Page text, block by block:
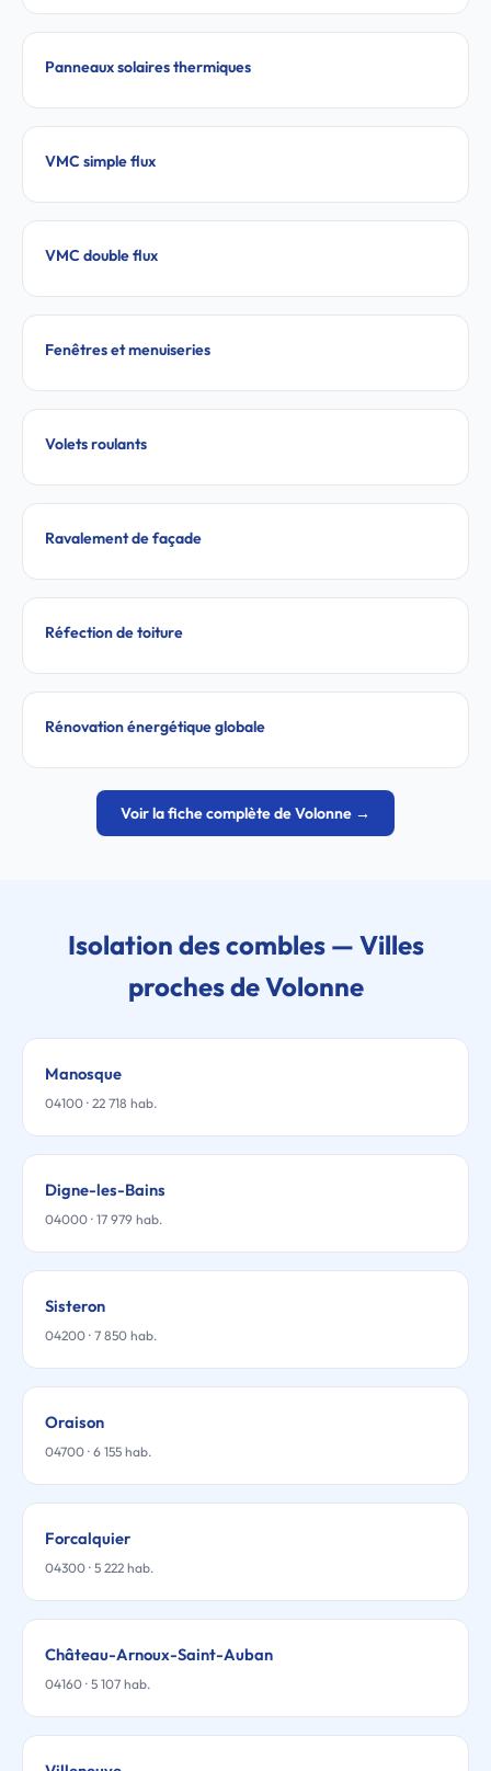
Panneaux solaires thermiques
VMC simple flux
VMC double flux
Fenêtres et menuiseries
Volets roulants
Ravalement de façade
Réfection de toiture
Rénovation énergétique globale
Voir la fiche complète de Volonne →
Isolation des combles — Villes
proches de Volonne
Manosque
04100 · 22 718 hab.
Digne-les-Bains
04000 · 17 979 hab.
Sisteron
04200 · 7 850 hab.
Oraison
04700 · 6 155 hab.
Forcalquier
04300 · 5 222 hab.
Château-Arnoux-Saint-Auban
04160 · 5 107 hab.